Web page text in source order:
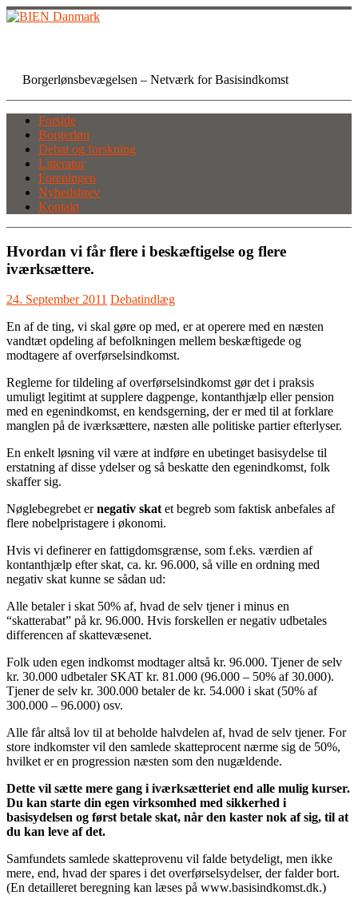
Skip
to
Borgerlønsbevægelsen – Netværk for Basisindkomst
Forside
Borgerløn
Debat og forskning
Litteratur
Foreningen
Nyhedsbrev
Kontakt
Hvordan vi får flere i beskæftigelse og flere
iværksættere.
24. September 2011 Debatindlæg
En af de ting, vi skal gøre op med, er at operere med en næsten
vandtæt opdeling af befolkningen mellem beskæftigede og
modtagere af overførselsindkomst.
Reglerne for tildeling af overførselsindkomst gør det i praksis
umuligt legitimt at supplere dagpenge, kontanthjælp eller pension
med en egenindkomst, en kendsgerning, der er med til at forklare
manglen på de iværksættere, næsten alle politiske partier efterlyser.
En enkelt løsning vil være at indføre en ubetinget basisydelse til
erstatning af disse ydelser og så beskatte den egenindkomst, folk
skaffer sig.
Nøglebegrebet ernegativ skatet begreb som faktisk anbefales af
flere nobelpristagere i økonomi.
Hvis vi definerer en fattigdomsgrænse, som f.eks. værdien af
kontanthjælp efter skat, ca. kr. 96.000, så ville en ordning med
negativ skat kunne se sådan ud:
Alle betaler i skat 50% af, hvad de selv tjener i minus en
“skatterabat” på kr. 96.000. Hvis forskellen er negativ udbetales
differencen af skattevæsenet.
Folk uden egen indkomst modtager altså kr. 96.000. Tjener de selv
kr. 30.000 udbetaler SKAT kr. 81.000 (96.000 – 50% af 30.000).
Tjener de selv kr. 300.000 betaler de kr. 54.000 i skat (50% af
300.000 – 96.000) osv.
Alle får altså lov til at beholde halvdelen af, hvad de selv tjener. For
store indkomster vil den samlede skatteprocent nærme sig de 50%,
hvilket er en progression næsten som den nugældende.
Dette vil sætte mere gang i iværksætteriet end alle mulig kurser.
Du kan starte din egen virksomhed med sikkerhed i
basisydelsen og først betale skat, når den kaster nok af sig, til at
du kan leve af det.
Samfundets samlede skatteprovenu vil falde betydeligt, men ikke
mere, end, hvad der spares i det overførselsydelser, der falder bort.
(En detailleret beregning kan læses på www.basisindkomst.dk.)